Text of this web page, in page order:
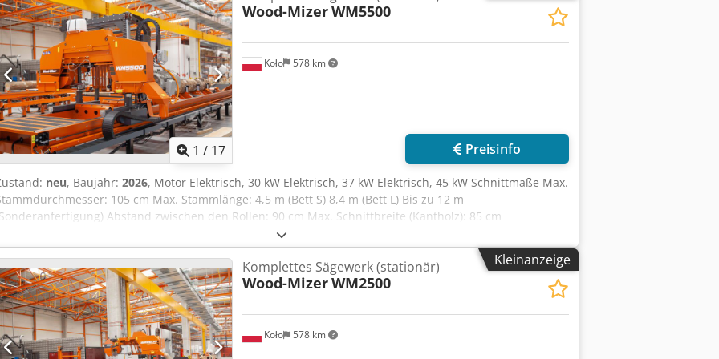
1 / 17
Koło 578 km
Wood-MizerWM5500
Preisinfo
neu, Baujahr: 2026, Motor Elektrisch, 30 kW Elektrisch, 37 kW Elektrisch, 45 kW Schnittmaße Max.
105 cm Max. Stammlänge: 4,5 m (Bett S) 8,4 m (Bett L) Bis zu 12 m
Abstand zwischen den Rollen: 90 cm Max. Schnittbreite (Kantholz): 85 cm
Ausstattung des Sägekopfes Vorrichtung zur automatischen Einstellung der Schnittstärke (Setworks):
SPS-Controller mit Automatikmodus Vertikalfahrweg des Sägekopfes: Elektrisch (Servomotor)
des Sägekopfes: Elektrisch Sägeblattführungsarm: Elektrisch (joystickgesteuert)
Automatische Ölnebel-Schmierung mit pneumatischer Unterstützung
Spannsystem: Elektrohydraulisch mit Druckspeicher Entrindungsvorrichtung: Optional
der Späneabsaugöffnung: 150 mm (6") Eigenschaften des Sägekopfes Vier Kameras System
automatischen Brettförderung Zusätzliche Optionen: Laser Sägeblatt Länge: 6270 mm Breite: 50 mm
mm (Standard) 100 mm 120 mm Führungsräder Durchmesser: 800 mm Typ: Ohne Riemen Material:
Kleinanzeige
Koło 578 km
Komplettes Sägewerk (stationär)
Wood-MizerWM2500